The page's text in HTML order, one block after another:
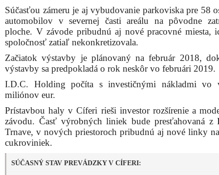
Súčasťou zámeru je aj vybudovanie parkoviska pre 58
automobilov v severnej časti areálu na pôvodne
ploche. V závode pribudnú aj nové pracovné miesta,
spoločnosť zatiaľ nekonkretizovala.
Začiatok výstavby je plánovaný na február 2018,
výstavby sa predpokladá o rok neskôr vo februári 2019.
I.D.C. Holding počíta s investičnými nákladmi vo
miliónov eur.
Prístavbou haly v Cíferi rieši investor rozšírenie a
závodu. Časť výrobných liniek bude presťahovaná z
Trnave, v nových priestoroch pribudnú aj nové linky
cukroviniek.
SÚČASNÝ STAV PREVÁDZKY V CÍFERI: